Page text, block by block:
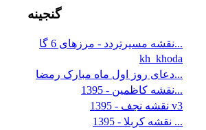
گنجینه
نقشه مسیرتردد - مرزهای 6 گا...
kh_khoda
دعای روز اول ماه مبارک رمضا...
نقشه کاظمین - 1395...
نقشه نجف - 1395 v3
نقشه کربلا - 1395 ...